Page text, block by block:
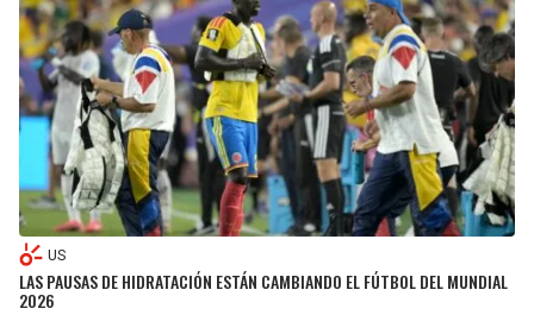
US
LAS PAUSAS DE HIDRATACIÓN ESTÁN CAMBIANDO EL FÚTBOL DEL MUNDIAL
2026